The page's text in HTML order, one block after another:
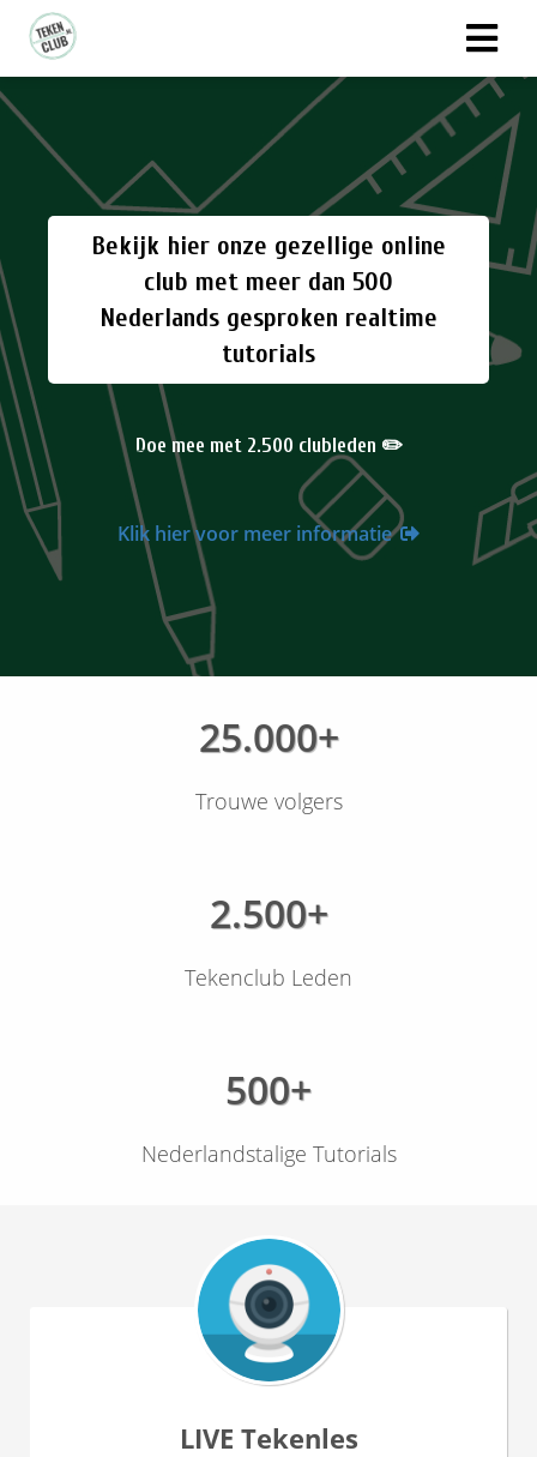
Bekijk hier onze gezellige online
club met meer dan 500
Nederlands gesproken realtime
tutorials
Doe mee met 2.500 clubleden ✏️
Klik hier voor meer informatie
25.000+
Trouwe volgers
2.500+
Tekenclub Leden
500+
Nederlandstalige Tutorials
LIVE Tekenles